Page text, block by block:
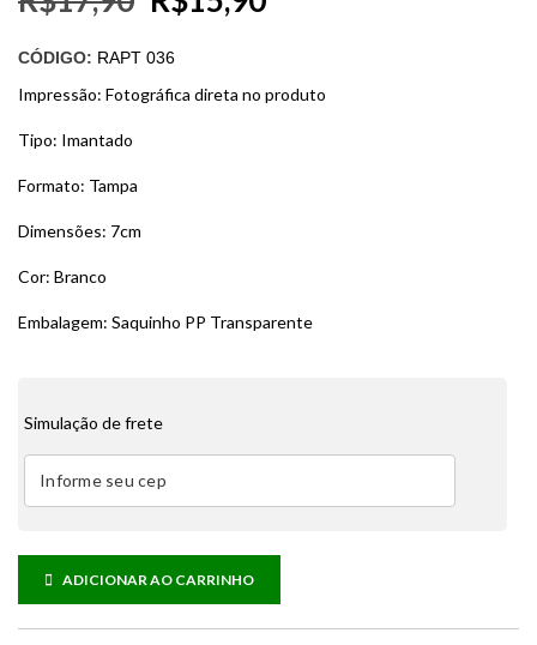
CÓDIGO: RAPT 036
Impressão: Fotográfica direta no produto
Tipo: Imantado
Formato: Tampa
Dimensões: 7cm
Cor: Branco
Embalagem: Saquinho PP Transparente
Simulação de frete
ADICIONAR AO CARRINHO